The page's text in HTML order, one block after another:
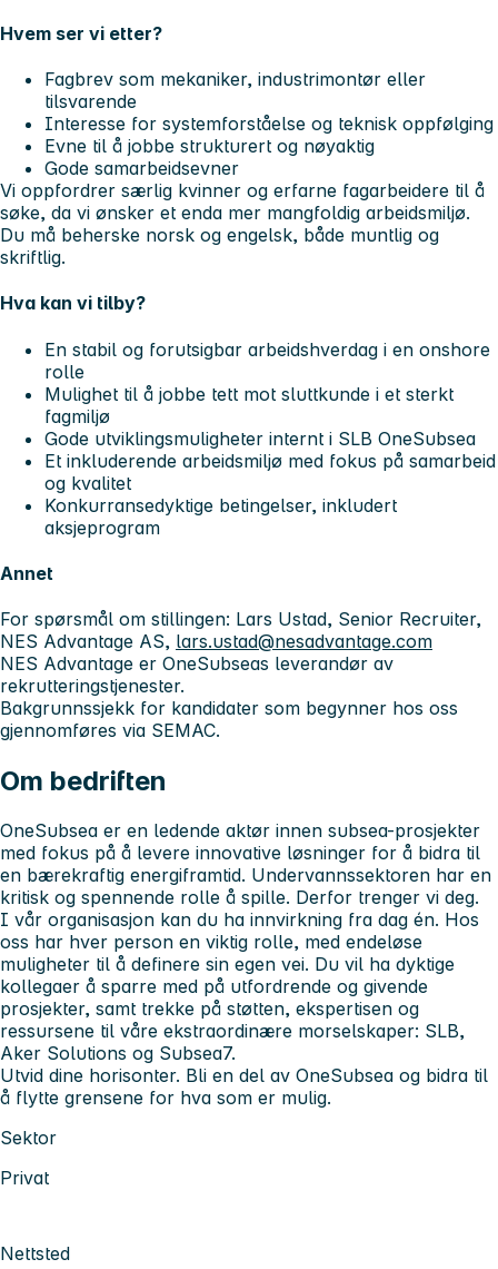
Hvem ser vi etter?
Fagbrev som mekaniker, industrimontør eller
tilsvarende
Interesse for systemforståelse og teknisk oppfølging
Evne til å jobbe strukturert og nøyaktig
Gode samarbeidsevner
Vi oppfordrer særlig kvinner og erfarne fagarbeidere til å
søke, da vi ønsker et enda mer mangfoldig arbeidsmiljø.
Du må beherske norsk og engelsk, både muntlig og
skriftlig.
Hva kan vi tilby?
En stabil og forutsigbar arbeidshverdag i en onshore
rolle
Mulighet til å jobbe tett mot sluttkunde i et sterkt
fagmiljø
Gode utviklingsmuligheter internt i SLB OneSubsea
Et inkluderende arbeidsmiljø med fokus på samarbeid
og kvalitet
Konkurransedyktige betingelser, inkludert
aksjeprogram
Annet
For spørsmål om stillingen: Lars Ustad, Senior Recruiter,
NES Advantage AS, lars.ustad@nesadvantage.com
NES Advantage er OneSubseas leverandør av
rekrutteringstjenester.
Bakgrunnssjekk for kandidater som begynner hos oss
gjennomføres via SEMAC.
Om bedriften
OneSubsea er en ledende aktør innen subsea-prosjekter
med fokus på å levere innovative løsninger for å bidra til
en bærekraftig energiframtid. Undervannssektoren har en
kritisk og spennende rolle å spille. Derfor trenger vi deg.
I vår organisasjon kan du ha innvirkning fra dag én. Hos
oss har hver person en viktig rolle, med endeløse
muligheter til å definere sin egen vei. Du vil ha dyktige
kollegaer å sparre med på utfordrende og givende
prosjekter, samt trekke på støtten, ekspertisen og
ressursene til våre ekstraordinære morselskaper: SLB,
Aker Solutions og Subsea7.
Utvid dine horisonter. Bli en del av OneSubsea og bidra til
å flytte grensene for hva som er mulig.
Sektor
Privat
Nettsted